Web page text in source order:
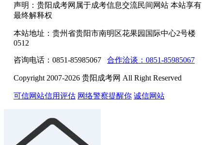
声明：贵阳成考网属于成考信息交流民间网站 本站享有
最终解释权
本站地址：贵州省贵阳市南明区花果园国际中心2号楼
0512
咨询电话：0851-85985067 合作洽谈：0851-85985067
Copyright 2007-2026 贵阳成考网 All Right Reserved
可信网站信用评估 网络警察提醒你 诚信网站